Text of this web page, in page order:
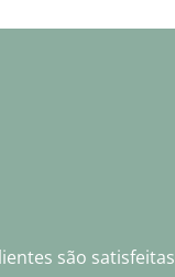
são satisfeitas